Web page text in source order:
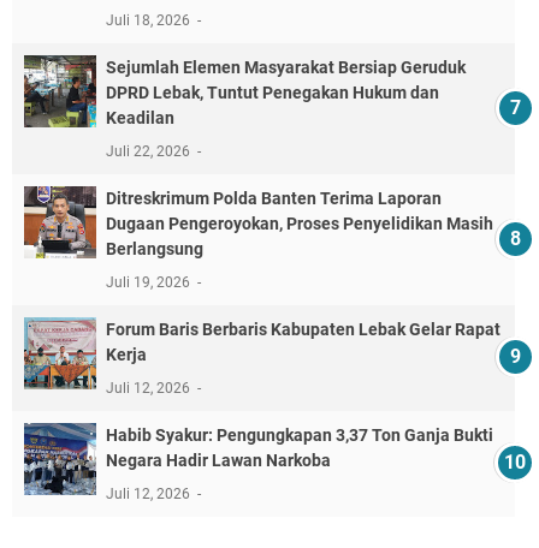
Juli 18, 2026
Sejumlah Elemen Masyarakat Bersiap Geruduk
DPRD Lebak, Tuntut Penegakan Hukum dan
Keadilan
Juli 22, 2026
Ditreskrimum Polda Banten Terima Laporan
Dugaan Pengeroyokan, Proses Penyelidikan Masih
Berlangsung
Juli 19, 2026
Forum Baris Berbaris Kabupaten Lebak Gelar Rapat
Kerja
Juli 12, 2026
​Habib Syakur: Pengungkapan 3,37 Ton Ganja Bukti
Negara Hadir Lawan Narkoba
Juli 12, 2026